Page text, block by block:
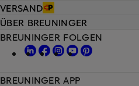
VERSAND
ÜBER BREUNINGER
BREUNINGER FOLGEN
BREUNINGER APP